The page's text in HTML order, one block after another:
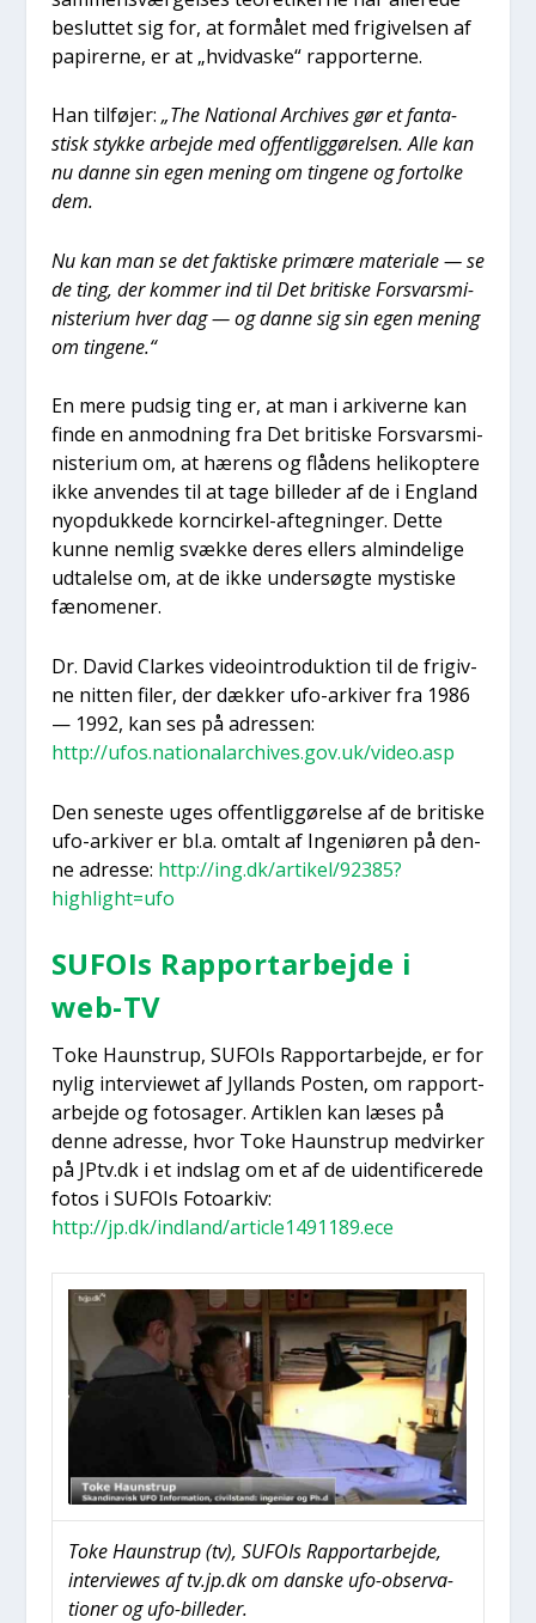
beslut­tet sig for, at for­må­let med fri­gi­vel­sen af
papi­rer­ne, er at „hvid­va­ske“ rap­por­ter­ne.
Han til­fø­jer: „The Natio­nal Archi­ves gør et fan­ta­
stisk styk­ke arbej­de med offent­lig­gø­rel­sen. Alle kan
nu dan­ne sin egen mening om tin­ge­ne og for­tol­ke
dem.
Nu kan man se det fak­ti­ske pri­mæ­re mate­ri­a­le — se
de ting, der kom­mer ind til Det bri­ti­ske For­svars­mi­
ni­ste­ri­um hver dag — og dan­ne sig sin egen mening
om tin­ge­ne.“
En mere pud­sig ting er, at man i arki­ver­ne kan
fin­de en anmod­ning fra Det bri­ti­ske For­svars­mi­
ni­ste­ri­um om, at hærens og flå­dens heli­kop­te­re
ikke anven­des til at tage bil­le­der af de i Eng­land
nyop­duk­ke­de kor­n­cir­kel-afteg­nin­ger. Det­te
kun­ne nem­lig svæk­ke deres ellers almin­de­li­ge
udta­lel­se om, at de ikke under­søg­te mysti­ske
fæno­me­ner.
Dr. David Clar­kes video­in­tro­duk­tion til de fri­giv­
ne nit­ten filer, der dæk­ker ufo-arki­ver fra 1986
— 1992, kan ses på adres­sen:
http://ufos.nationalarchives.gov.uk/video.asp
Den sene­ste uges offent­lig­gø­rel­se af de bri­ti­ske
ufo-arki­ver er bl.a. omtalt af Inge­ni­ø­ren på den­
ne adres­se: http://ing.dk/artikel/92385?
highlight=ufo
SUFOIs Rap­port­ar­bej­de i
web-TV
Toke Haun­strup, SUFOIs Rap­port­ar­bej­de, er for
nylig inter­viewet af Jyl­lands Posten, om rap­port­
ar­bej­de og fotosa­ger. Artik­len kan læses på
den­ne adres­se, hvor Toke Haun­strup med­vir­ker
på JPtv.dk i et indslag om et af de uiden­ti­fi­ce­re­de
fotos i SUFOIs Foto­ar­kiv:
http://jp.dk/indland/article1491189.ece
Toke Haun­strup (tv), SUFOIs Rap­port­ar­bej­de,
inter­viewes af tv.jp.dk om dan­ske ufo-obser­va­
tio­ner og ufo-bil­le­der.